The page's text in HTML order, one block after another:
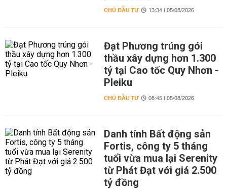
CHỦ ĐẦU TƯ 13:34 | 05/08/2026
Đạt Phương trúng gói
thầu xây dựng hơn 1.300
tỷ tại Cao tốc Quy Nhơn -
Pleiku
CHỦ ĐẦU TƯ 08:45 | 05/08/2026
Danh tính Bất động sản
Fortis, công ty 5 tháng
tuổi vừa mua lại Serenity
từ Phát Đạt với giá 2.500
tỷ đồng